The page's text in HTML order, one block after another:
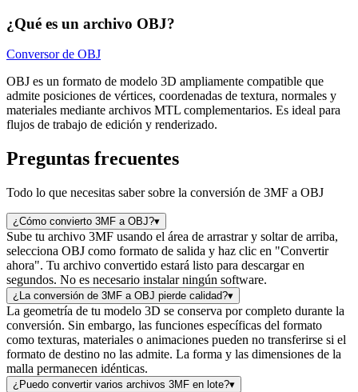
¿Qué es un archivo OBJ?
Conversor de OBJ
OBJ es un formato de modelo 3D ampliamente compatible que
admite posiciones de vértices, coordenadas de textura, normales y
materiales mediante archivos MTL complementarios. Es ideal para
flujos de trabajo de edición y renderizado.
Preguntas frecuentes
Todo lo que necesitas saber sobre la conversión de 3MF a OBJ
¿Cómo convierto 3MF a OBJ?▾
Sube tu archivo 3MF usando el área de arrastrar y soltar de arriba,
selecciona OBJ como formato de salida y haz clic en "Convertir
ahora". Tu archivo convertido estará listo para descargar en
segundos. No es necesario instalar ningún software.
¿La conversión de 3MF a OBJ pierde calidad?▾
La geometría de tu modelo 3D se conserva por completo durante la
conversión. Sin embargo, las funciones específicas del formato
como texturas, materiales o animaciones pueden no transferirse si el
formato de destino no las admite. La forma y las dimensiones de la
malla permanecen idénticas.
¿Puedo convertir varios archivos 3MF en lote?▾